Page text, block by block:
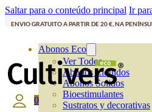
Saltar para o conteúdo principal Ir
ENVIO GRATUITO A PARTIR DE 20 €, NA
Abonos Eco
Ver Todos
Abonos Líquidos
Abonos Solidos
Bioestimulantes
Sustratos y decorativas
0